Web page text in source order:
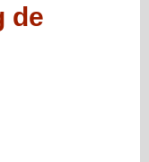
de